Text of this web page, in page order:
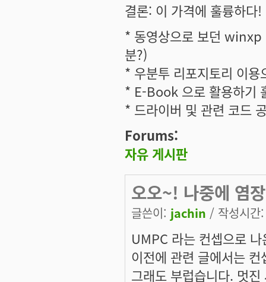
결론: 이 가격에 훌륭하다
* 동영상으로 보던 winxp
분?)
* 우분투 리포지토리 이
* E-Book 으로 활용하기
* 드라이버 및 관련 코드
Forums:
자유 게시판
오오~! 나중에 염
글쓴이: jachin / 작성시
UMPC 라는 컨셉으로
이전에 관련 글에서는
그래도 부럽습니다. 멋